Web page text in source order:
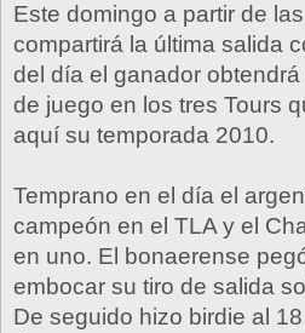
Este domingo a partir de
compartirá la última salida
del día el ganador
de juego en los tres Tours
aquí su temporada 2010.
Temprano en el día el
campeón en el TLA y el
en uno. El bonaerense
embocar su tiro de salida
De seguido hizo birdie al